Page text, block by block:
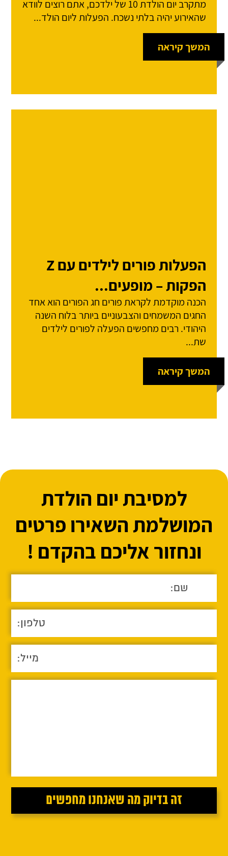
מתקרב יום הולדת 10 של ילדכם, אתם רוצים לוודא
שהאירוע יהיה בלתי נשכח. הפעלות ליום הולד...
המשך קיראה
הפעלות פורים לילדים עם Z
הפקות – מופעים...
הכנה מוקדמת לקראת פורים חג הפורים הוא אחד
החגים המשמחים והצבעוניים ביותר בלוח השנה
היהודי. רבים מחפשים הפעלה לפורים לילדים
שת...
המשך קיראה
למסיבת יום הולדת
המושלמת השאירו פרטים
ונחזור אליכם בהקדם !